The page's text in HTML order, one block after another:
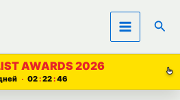
AWARDS 2026
02 22 46